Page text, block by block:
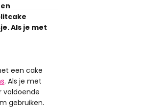
Als je met
een cake
. Als je met
voldoende
gebruiken.